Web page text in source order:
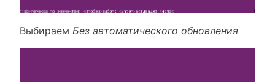
Выбираем Без автоматического обновления